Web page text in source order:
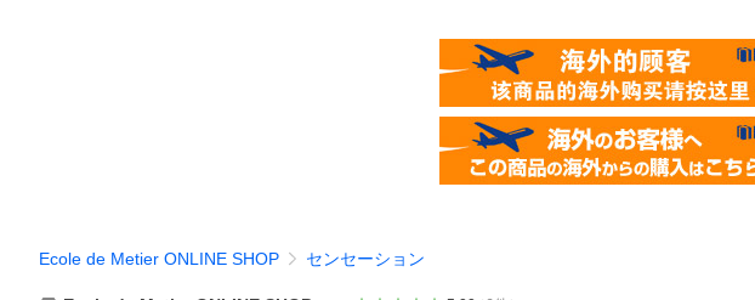
Ecole de Metier ONLINE SHOP センセーション